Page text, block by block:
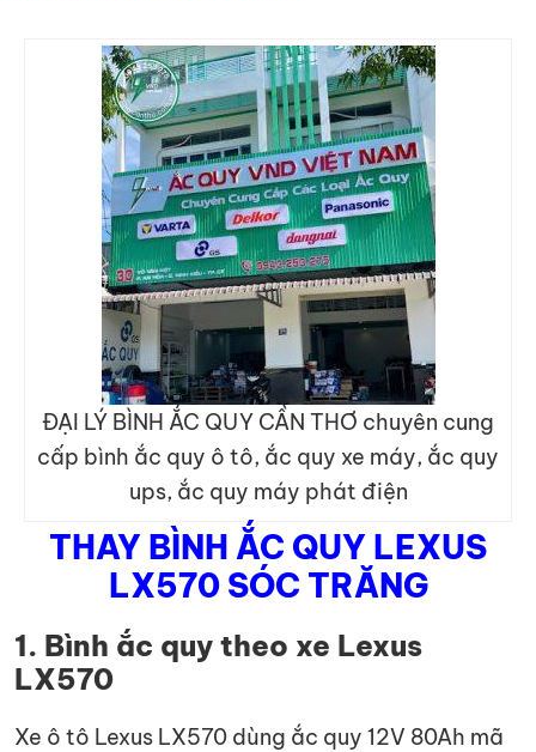
ĐẠI LÝ BÌNH ẮC QUY CẦN THƠ chuyên cung
cấp bình ắc quy ô tô, ắc quy xe máy, ắc quy
ups, ắc quy máy phát điện
THAY BÌNH ẮC QUY LEXUS
LX570 SÓC TRĂNG
1. Bình ắc quy theo xe Lexus
LX570
Xe ô tô Lexus LX570 dùng ắc quy 12V 80Ah mã